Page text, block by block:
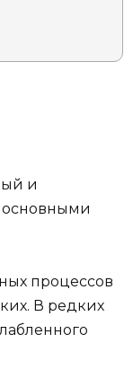
и
основными
процессов
В редких